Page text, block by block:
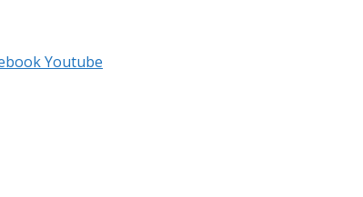
Youtube